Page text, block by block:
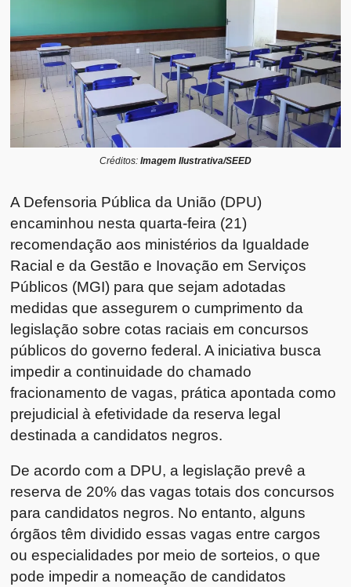
Créditos: Imagem Ilustrativa/SEED
A Defensoria Pública da União (DPU)
encaminhou nesta quarta-feira (21)
recomendação aos ministérios da Igualdade
Racial e da Gestão e Inovação em Serviços
Públicos (MGI) para que sejam adotadas
medidas que assegurem o cumprimento da
legislação sobre cotas raciais em concursos
públicos do governo federal. A iniciativa busca
impedir a continuidade do chamado
fracionamento de vagas, prática apontada como
prejudicial à efetividade da reserva legal
destinada a candidatos negros.
De acordo com a DPU, a legislação prevê a
reserva de 20% das vagas totais dos concursos
para candidatos negros. No entanto, alguns
órgãos têm dividido essas vagas entre cargos
ou especialidades por meio de sorteios, o que
pode impedir a nomeação de candidatos